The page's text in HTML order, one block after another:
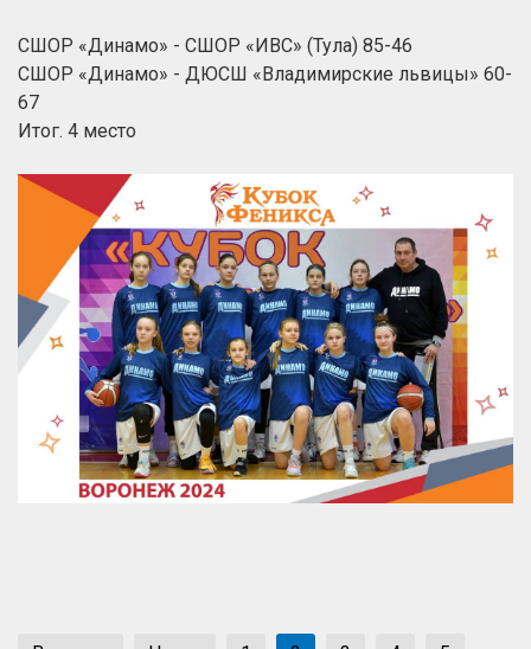
СШОР «Динамо» - СШОР «ИВС» (Тула) 85-46
СШОР «Динамо» - ДЮСШ «Владимирские львицы» 60-
67
Итог. 4 место